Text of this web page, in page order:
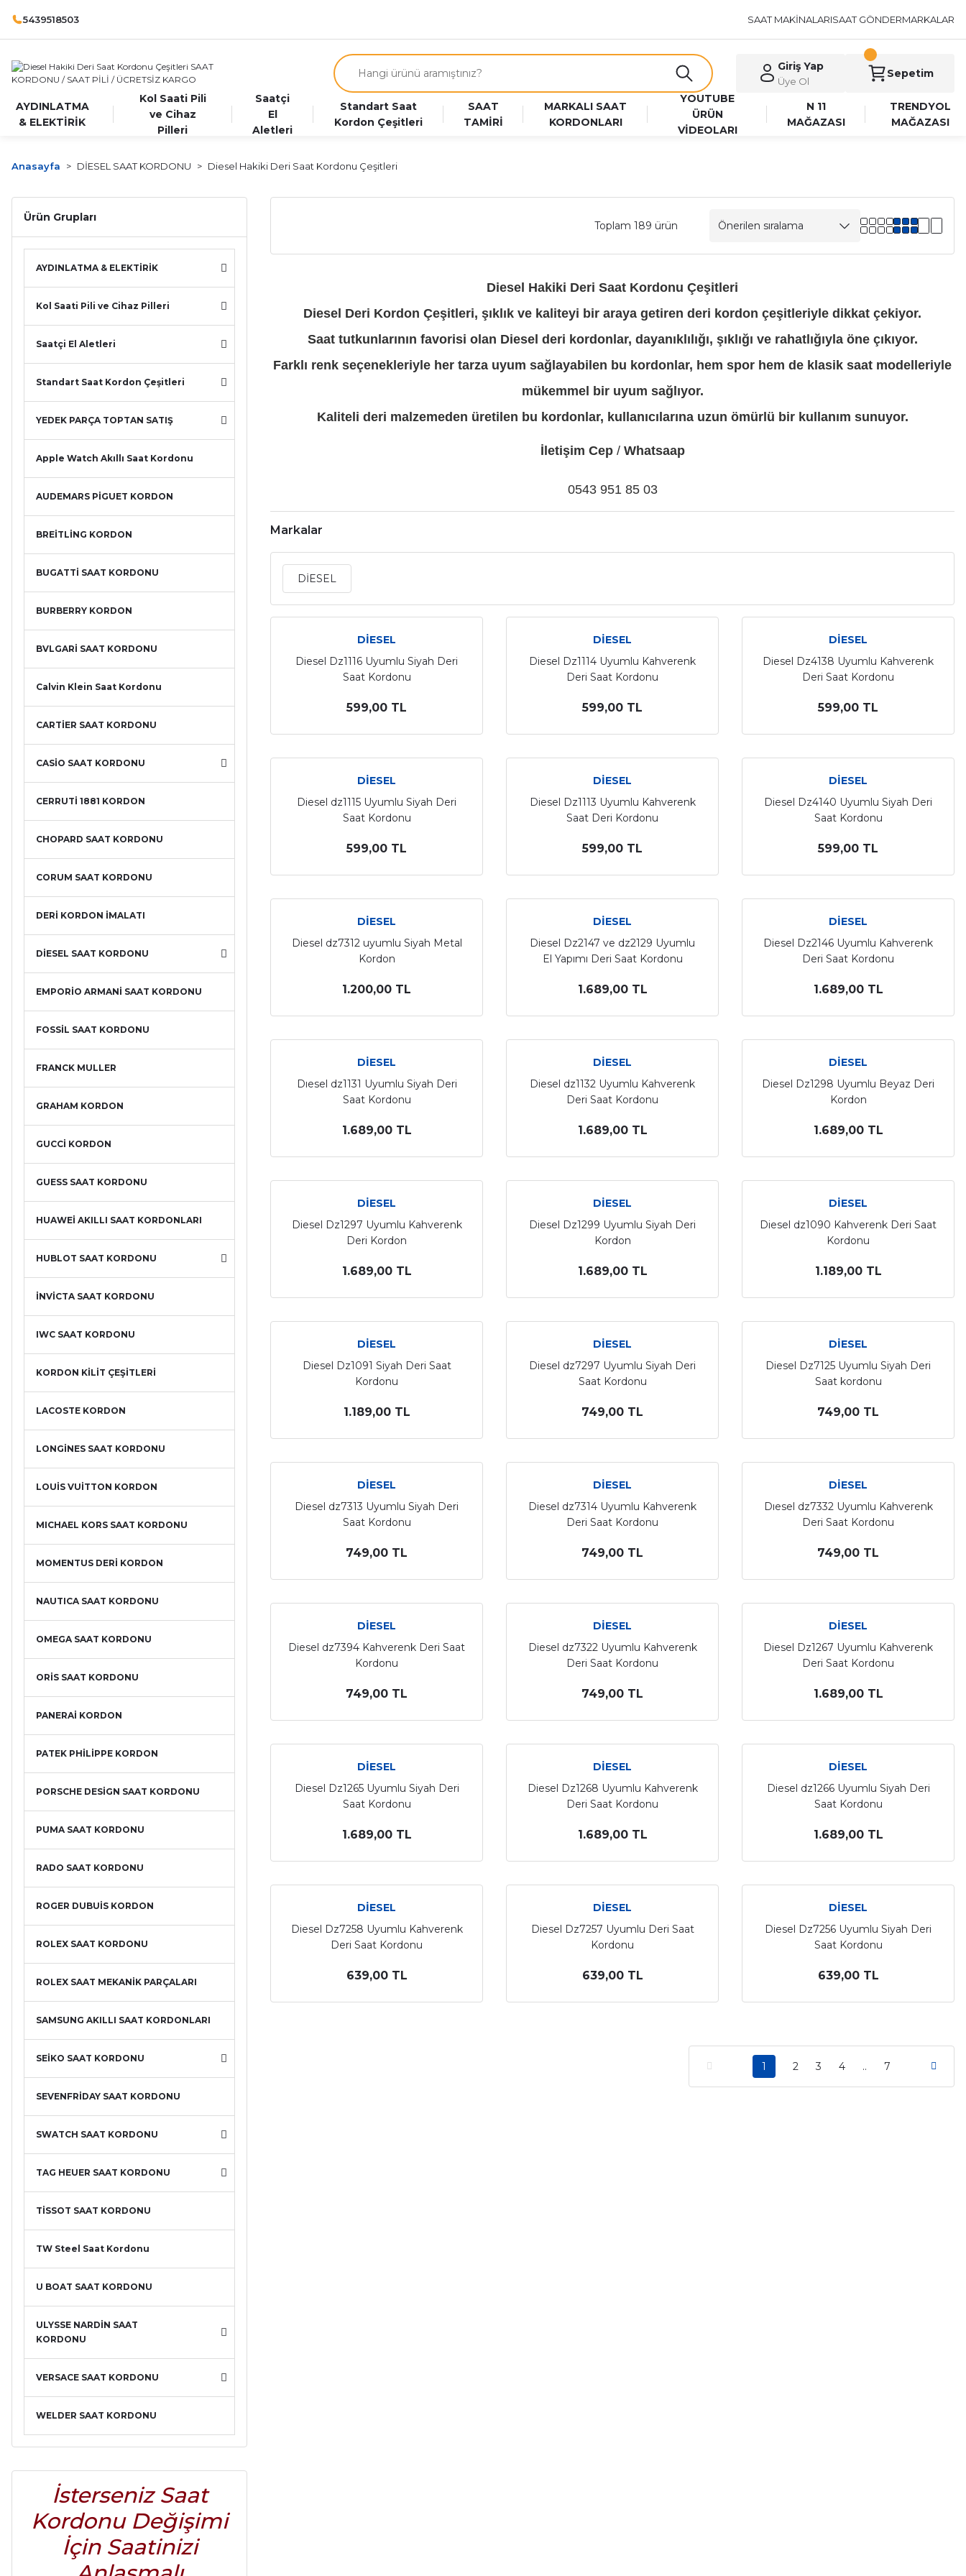
5439518503 SAAT MAKİNALARISAAT GÖNDERMARKALAR
Giriş Yap
Üye Ol
Sepetim
AYDINLATMA
& ELEKTİRİK
Kol Saati Pili
ve Cihaz
Pilleri
Saatçi
El
Aletleri
Standart Saat
Kordon Çeşitleri
SAAT
TAMİRİ
MARKALI SAAT
KORDONLARI
YOUTUBE
ÜRÜN
VİDEOLARI
N 11
MAĞAZASI
TRENDYOL
MAĞAZASI
Anasayfa DİESEL SAAT KORDONU Diesel Hakiki Deri Saat Kordonu Çeşitleri
Ürün Grupları
AYDINLATMA & ELEKTİRİK
Kol Saati Pili ve Cihaz Pilleri
Saatçi El Aletleri
Standart Saat Kordon Çeşitleri
YEDEK PARÇA TOPTAN SATIŞ
Apple Watch Akıllı Saat Kordonu
AUDEMARS PİGUET KORDON
BREİTLİNG KORDON
BUGATTİ SAAT KORDONU
BURBERRY KORDON
BVLGARİ SAAT KORDONU
Calvin Klein Saat Kordonu
CARTİER SAAT KORDONU
CASİO SAAT KORDONU
CERRUTİ 1881 KORDON
CHOPARD SAAT KORDONU
CORUM SAAT KORDONU
DERİ KORDON İMALATI
DİESEL SAAT KORDONU
EMPORİO ARMANİ SAAT KORDONU
FOSSİL SAAT KORDONU
FRANCK MULLER
GRAHAM KORDON
GUCCİ KORDON
GUESS SAAT KORDONU
HUAWEİ AKILLI SAAT KORDONLARI
HUBLOT SAAT KORDONU
İNVİCTA SAAT KORDONU
IWC SAAT KORDONU
KORDON KİLİT ÇEŞİTLERİ
LACOSTE KORDON
LONGİNES SAAT KORDONU
LOUİS VUİTTON KORDON
MICHAEL KORS SAAT KORDONU
MOMENTUS DERİ KORDON
NAUTICA SAAT KORDONU
OMEGA SAAT KORDONU
ORİS SAAT KORDONU
PANERAİ KORDON
PATEK PHİLİPPE KORDON
PORSCHE DESİGN SAAT KORDONU
PUMA SAAT KORDONU
RADO SAAT KORDONU
ROGER DUBUİS KORDON
ROLEX SAAT KORDONU
ROLEX SAAT MEKANİK PARÇALARI
SAMSUNG AKILLI SAAT KORDONLARI
SEİKO SAAT KORDONU
SEVENFRİDAY SAAT KORDONU
SWATCH SAAT KORDONU
TAG HEUER SAAT KORDONU
TİSSOT SAAT KORDONU
TW Steel Saat Kordonu
U BOAT SAAT KORDONU
ULYSSE NARDİN SAAT
KORDONU
VERSACE SAAT KORDONU
WELDER SAAT KORDONU
İsterseniz Saat
Kordonu Değişimi
İçin Saatinizi
Toplam 189 ürün
Diesel Hakiki Deri Saat Kordonu Çeşitleri
Diesel Deri Kordon Çeşitleri, şıklık ve kaliteyi bir araya getiren deri kordon çeşitleriyle dikkat çekiyor.
Saat tutkunlarının favorisi olan Diesel deri kordonlar, dayanıklılığı, şıklığı ve rahatlığıyla öne çıkıyor.
Farklı renk seçenekleriyle her tarza uyum sağlayabilen bu kordonlar, hem spor hem de klasik saat modelleriyle
mükemmel bir uyum sağlıyor.
Kaliteli deri malzemeden üretilen bu kordonlar, kullanıcılarına uzun ömürlü bir kullanım sunuyor.
İletişim Cep/ Whatsaap
0543 951 85 03
Markalar
DİESEL
DİESEL
Diesel Dz1116 Uyumlu Siyah Deri
Saat Kordonu
599,00 TL
DİESEL
Diesel Dz1114 Uyumlu Kahverenk
Deri Saat Kordonu
599,00 TL
DİESEL
Diesel Dz4138 Uyumlu Kahverenk
Deri Saat Kordonu
599,00 TL
DİESEL
Diesel dz1115 Uyumlu Siyah Deri
Saat Kordonu
599,00 TL
DİESEL
Diesel Dz1113 Uyumlu Kahverenk
Saat Deri Kordonu
599,00 TL
DİESEL
Diesel Dz4140 Uyumlu Siyah Deri
Saat Kordonu
599,00 TL
DİESEL
Diesel dz7312 uyumlu Siyah Metal
Kordon
1.200,00 TL
DİESEL
Diesel Dz2147 ve dz2129 Uyumlu
El Yapımı Deri Saat Kordonu
1.689,00 TL
DİESEL
Diesel Dz2146 Uyumlu Kahverenk
Deri Saat Kordonu
1.689,00 TL
DİESEL
Dıesel dz1131 Uyumlu Siyah Deri
Saat Kordonu
1.689,00 TL
DİESEL
Diesel dz1132 Uyumlu Kahverenk
Deri Saat Kordonu
1.689,00 TL
DİESEL
Diesel Dz1298 Uyumlu Beyaz Deri
Kordon
1.689,00 TL
DİESEL
Diesel Dz1297 Uyumlu Kahverenk
Deri Kordon
1.689,00 TL
DİESEL
Diesel Dz1299 Uyumlu Siyah Deri
Kordon
1.689,00 TL
DİESEL
Diesel dz1090 Kahverenk Deri Saat
Kordonu
1.189,00 TL
DİESEL
Diesel Dz1091 Siyah Deri Saat
Kordonu
1.189,00 TL
DİESEL
Diesel dz7297 Uyumlu Siyah Deri
Saat Kordonu
749,00 TL
DİESEL
Diesel Dz7125 Uyumlu Siyah Deri
Saat kordonu
749,00 TL
DİESEL
Diesel dz7313 Uyumlu Siyah Deri
Saat Kordonu
749,00 TL
DİESEL
Diesel dz7314 Uyumlu Kahverenk
Deri Saat Kordonu
749,00 TL
DİESEL
Dıesel dz7332 Uyumlu Kahverenk
Deri Saat Kordonu
749,00 TL
DİESEL
Diesel dz7394 Kahverenk Deri Saat
Kordonu
749,00 TL
DİESEL
Diesel dz7322 Uyumlu Kahverenk
Deri Saat Kordonu
749,00 TL
DİESEL
Diesel Dz1267 Uyumlu Kahverenk
Deri Saat Kordonu
1.689,00 TL
DİESEL
Diesel Dz1265 Uyumlu Siyah Deri
Saat Kordonu
1.689,00 TL
DİESEL
Diesel Dz1268 Uyumlu Kahverenk
Deri Saat Kordonu
1.689,00 TL
DİESEL
Diesel dz1266 Uyumlu Siyah Deri
Saat Kordonu
1.689,00 TL
DİESEL
Diesel Dz7258 Uyumlu Kahverenk
Deri Saat Kordonu
639,00 TL
DİESEL
Diesel Dz7257 Uyumlu Deri Saat
Kordonu
639,00 TL
DİESEL
Diesel Dz7256 Uyumlu Siyah Deri
Saat Kordonu
639,00 TL
1 2 3 4 .. 7